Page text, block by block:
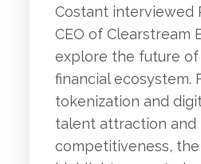
Costant interviewed
CEO of Clearstream
explore the future of
financial ecosystem.
tokenization and
talent attraction and
competitiveness,